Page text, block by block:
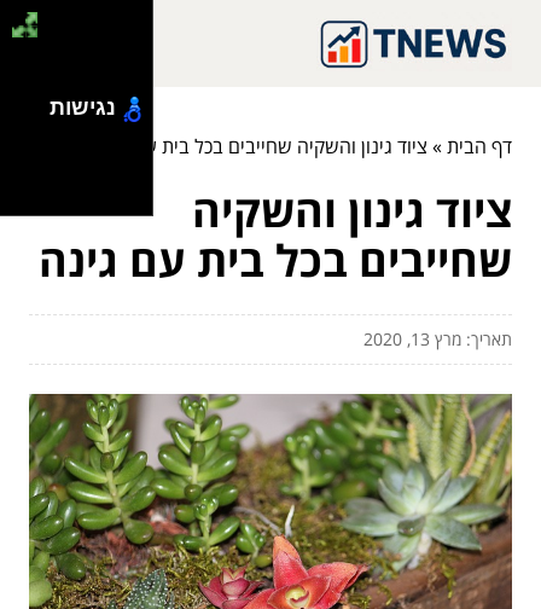
דף הבית» ציוד גינון והשקיה שחייבים בכל בית עם גינה
ציוד גינון והשקיה
שחייבים בכל בית עם גינה
תאריך: מרץ 13, 2020
נגישות